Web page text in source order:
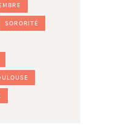
SORORITÉ